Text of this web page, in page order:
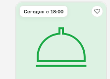
Сегодня с 18:00